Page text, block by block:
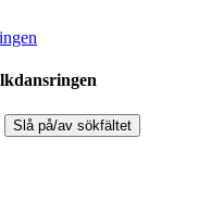
Slå på/av sökfältet